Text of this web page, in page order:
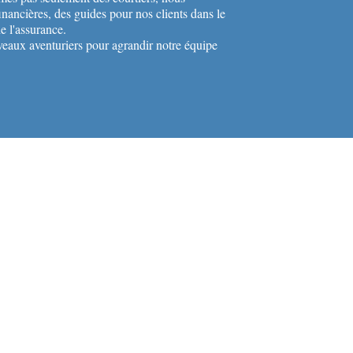
des guides pour nos clients dans le
l'assurance.
aventuriers pour agrandir notre équipe